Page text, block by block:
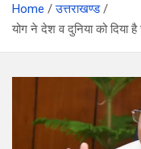
Home
उत्तराखण्ड
योग ने देश व दुनिया को दिया